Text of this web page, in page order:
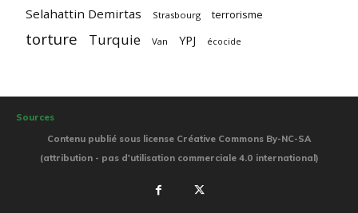
Selahattin Demirtas Strasbourg terrorisme
torture Turquie Van YPJ écocide
Sources
Contenu publié sous license Créative Commons By-NC-SA
(attribution - pas d'utilisation commerciale 4.0 international)